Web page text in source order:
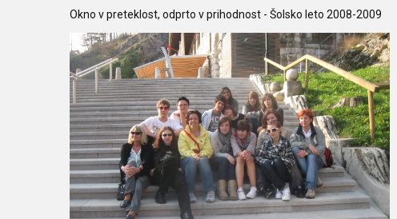
Okno v preteklost, odprto v prihodnost - Šolsko leto 2008-2009